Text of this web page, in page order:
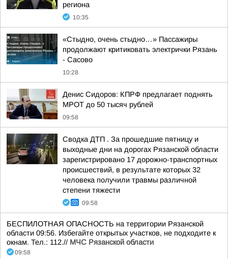
региона
10:35
«Стыдно, очень стыдно…» Пассажиры
продолжают критиковать электрички Рязань
- Сасово
10:28
Денис Сидоров: КПРФ предлагает поднять
МРОТ до 50 тысяч рублей
09:58
Сводка ДТП . За прошедшие пятницу и
выходные дни на дорогах Рязанской области
зарегистрировано 17 дорожно-транспортных
происшествий, в результате которых 32
человека получили травмы различной
степени тяжести
09:58
БЕСПИЛОТНАЯ ОПАСНОСТЬ на территории Рязанской
области 09:56. Избегайте открытых участков, не подходите к
окнам. Тел.: 112.// МЧС Рязанской области
09:58